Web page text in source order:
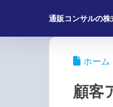
通販コンサルの株
ホーム
顧客